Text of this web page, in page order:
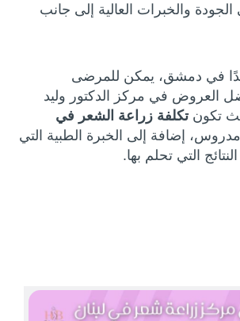
الجودة والخبرات العالية إلى جانب
في دمشق، يمكن للمرضى
العروض في مركز الدكتور وليد
تكون تكلفة زراعة الشعر في
إضافة إلى الخبرة الطبية التي
التي تحلم بها.